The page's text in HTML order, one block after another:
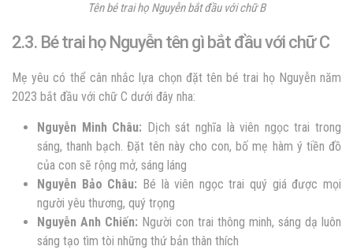
Tên bé trai họ Nguyễn bắt đầu với chữ B
2.3. Bé trai họ Nguyễn tên gì bắt đầu với chữ C
Mẹ yêu có thể cân nhắc lựa chọn đặt tên bé trai họ Nguyễn năm
2023 bắt đầu với chữ C dưới đây nha:
Nguyễn Minh Châu: Dịch sát nghĩa là viên ngọc trai trong
sáng, thanh bạch. Đặt tên này cho con, bố mẹ hàm ý tiền đồ
của con sẽ rộng mở, sáng láng
Nguyễn Bảo Châu: Bé là viên ngọc trai quý giá được mọi
người yêu thương, quý trọng
Nguyễn Anh Chiến: Người con trai thông minh, sáng dạ luôn
sáng tạo tìm tòi những thứ bản thân thích